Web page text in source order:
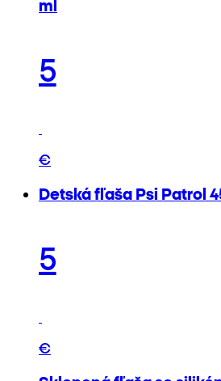
ml
5
€
Detská fľaša Psi Patrol
5
€